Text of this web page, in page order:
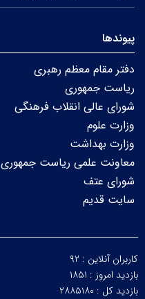
پیوندها
دفتر مقام معظم رهبری
ریاست جمهوری
شورای عالی انقلاب فرهنگی
وزارت علوم
وزارت بهداشت
معاونت علمی ریاست جمهوری
شورای عتف
سایت قدیم
کاربران آنلاین : ۹۲
بازدید امروز : ۱۸۵۱
بازدید کل : ۲۸۸۵۱۸۰